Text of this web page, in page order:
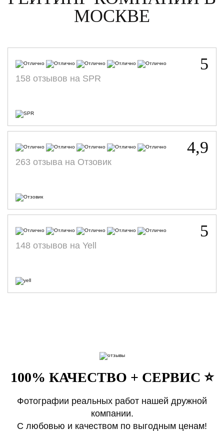
МОСКВЕ
5
158 отзывов на SPR
4,9
263 отзыва на Отзовик
5
148 отзывов на Yell
100% КАЧЕСТВО + СЕРВИС ⭐️
Фотографии реальных работ нашей дружной
компании.
С любовью и качеством по выгодным ценам!